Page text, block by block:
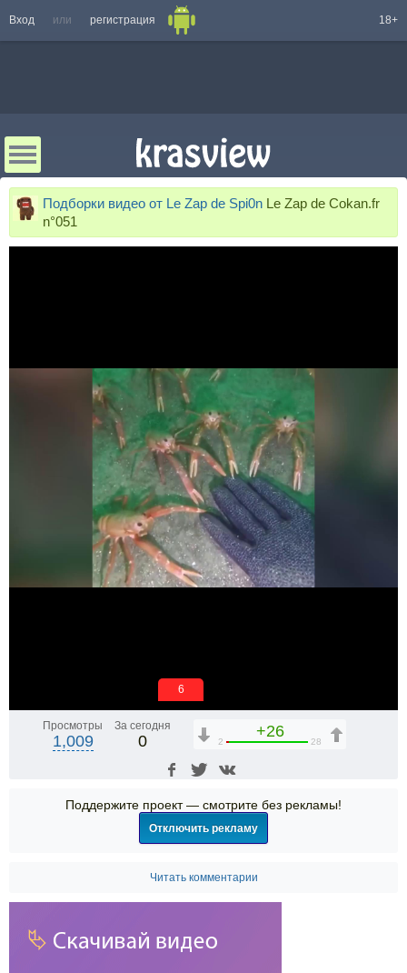
Вход или регистрация 18+
Подборки видео от Le Zap de Spi0n Le Zap de Cokan.fr
n°051
5
Просмотры
1,009
За сегодня
0
+26
2 28
Поддержите проект — смотрите без рекламы!
Отключить рекламу
Читать комментарии